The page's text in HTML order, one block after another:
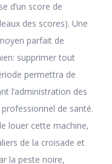
d’un score de
des scores). Une
parfait de
supprimer tout
permettra de
l’administration des
de santé.
louer cette machine,
de la croisade et
la peste noire,